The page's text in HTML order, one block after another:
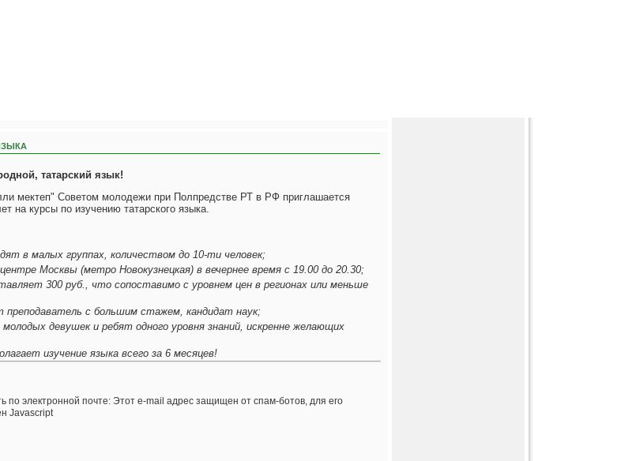
татарский язык!
мектеп" Советом молодежи при Полпредстве РТ в РФ приглашается
на курсы по изучению татарского языка.
в малых группах, количеством до 10-ти человек;
Москвы (метро Новокузнецкая) в вечернее время с 19.00 до 20.30;
300 руб., что сопоставимо с уровнем цен в регионах или меньше
преподаватель с большим стажем, кандидат наук;
девушек и ребят одного уровня знаний, искренне желающих
изучение языка всего за 6 месяцев!
по электронной почте: Этот e-mail адрес защищен от спам-ботов, для его
Javascript